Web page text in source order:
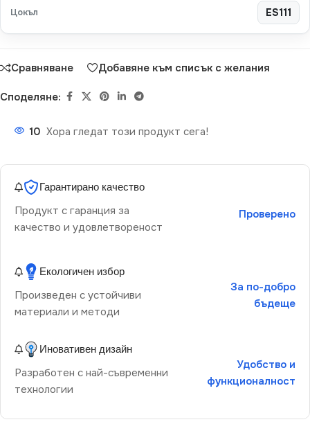
Цокъл ES111
Сравняване Добавяне към списък с желания
Споделяне:
10 Хора гледат този продукт сега!
Гарантирано качество
Продукт с гаранция за
качество и удовлетвореност
Проверено
Екологичен избор
Произведен с устойчиви
материали и методи
За по-добро
бъдеще
Иновативен дизайн
Разработен с най-съвременни
технологии
Удобство и
функционалност